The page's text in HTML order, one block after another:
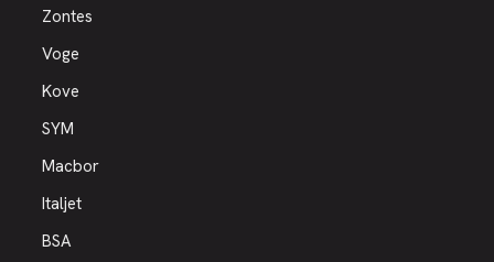
Zontes
Voge
Kove
SYM
Macbor
Italjet
BSA